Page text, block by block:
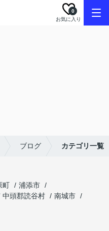
お気に入り
0
ブログ カテゴリ一覧
町
浦添市
中頭郡読谷村
南城市